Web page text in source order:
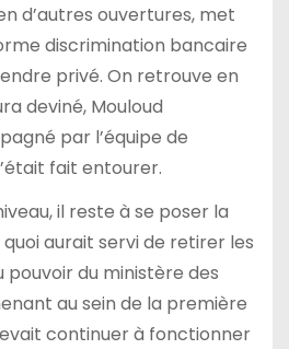
d’autres ouvertures, met
discrimination bancaire
privé. On retrouve en
deviné, Mouloud
par l’équipe de
fait entourer.
il reste à se poser la
aurait servi de retirer les
pouvoir du ministère des
au sein de la première
continuer à fonctionner